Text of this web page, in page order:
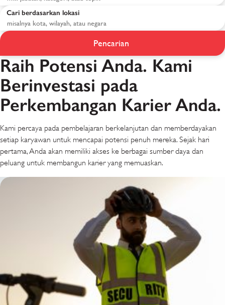
Pembelajaran dan
Pengembangan di G4S
Cari berdasarkan lokasi
Pencarian
Raih Potensi Anda. Kami
Berinvestasi pada
Perkembangan Karier Anda.
Kami percaya pada pembelajaran berkelanjutan dan memberdayakan
setiap karyawan untuk mencapai potensi penuh mereka. Sejak hari
pertama, Anda akan memiliki akses ke berbagai sumber daya dan
peluang untuk membangun karier yang memuaskan.